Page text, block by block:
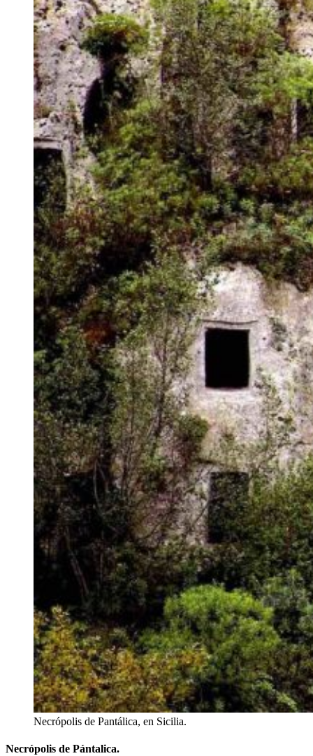
Necrópolis de Pantálica, en Sicilia.
Necrópolis de Pántalica.